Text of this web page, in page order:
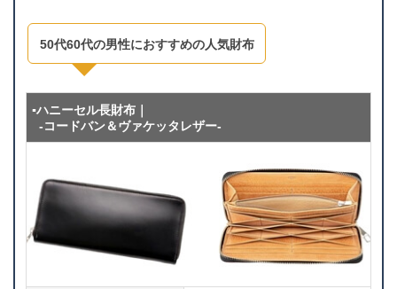
50代60代の男性におすすめの人気財布
▪ハニーセル長財布｜
-コードバン＆ヴァケッタレザー-